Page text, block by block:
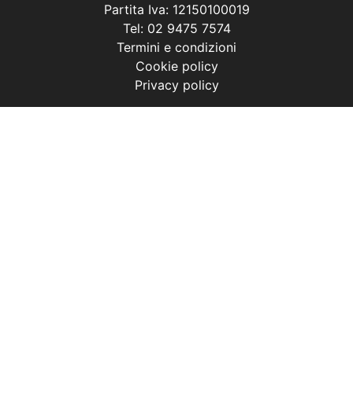
Partita Iva: 12150100019
Tel: 02 9475 7574
Termini e condizioni
Cookie policy
Privacy policy